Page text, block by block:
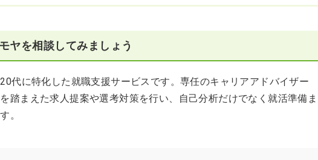
ヤを相談してみましょう
20代に特化した就職支援サービスです。専任のキャリアアドバイザー
踏まえた求人提案や選考対策を行い、自己分析だけでなく就活準備ま
。